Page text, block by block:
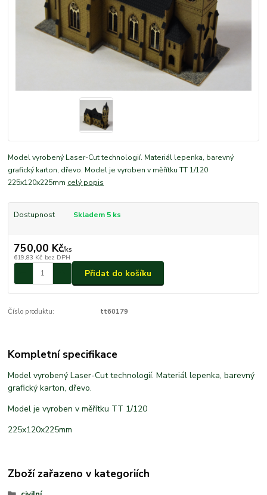
Model vyrobený Laser-Cut technologií. Materiál lepenka, barevný
grafický karton, dřevo. Model je vyroben v měřítku TT 1/120
225x120x225mm celý popis
Dostupnost Skladem 5 ks
750,00 Kč/ks
619,83 Kč bez DPH
Přidat do košíku
Číslo produktu: tt60179
Kompletní specifikace
Model vyrobený Laser-Cut technologií. Materiál lepenka, barevný
grafický karton, dřevo.
Model je vyroben v měřítku TT 1/120
225x120x225mm
Zboží zařazeno v kategoriích